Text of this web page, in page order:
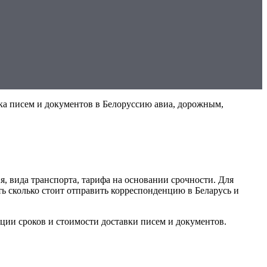
писем и документов в Белоруссию авиа, дорожным,
вида транспорта, тарифа на основании срочности. Для
стоит отправить корреспонденцию в Беларусь и
сроков и стоимости доставки писем и документов.